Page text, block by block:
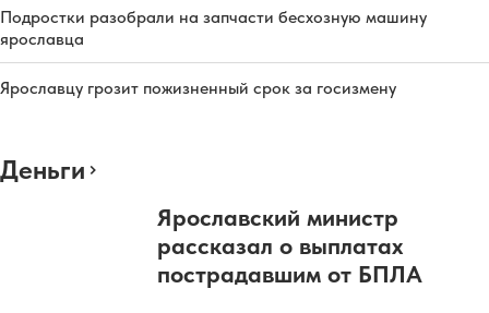
Подростки разобрали на запчасти бесхозную машину
ярославца
Ярославцу грозит пожизненный срок за госизмену
Деньги
Ярославский министр
рассказал о выплатах
пострадавшим от БПЛА